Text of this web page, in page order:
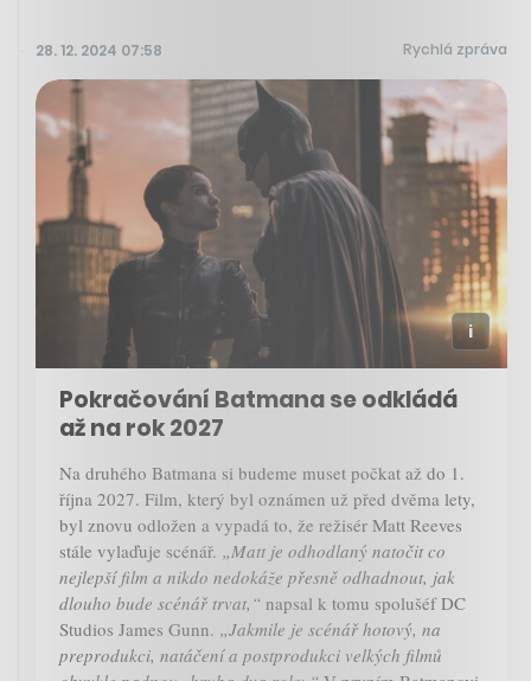
28. 12. 2024 07:58 Rychlá zpráva
Pokračování Batmana se odkládá
až na rok 2027
Na druhého Batmana si budeme muset počkat až do 1.
října 2027. Film, který byl oznámen už před dvěma lety,
byl znovu odložen a vypadá to, že režisér Matt Reeves
stále vylaďuje scénář. „Matt je odhodlaný natočit co
nejlepší film a nikdo nedokáže přesně odhadnout, jak
dlouho bude scénář trvat,“ napsal k tomu spolušéf DC
Studios James Gunn. „Jakmile je scénář hotový, na
preprodukci, natáčení a postprodukci velkých filmů